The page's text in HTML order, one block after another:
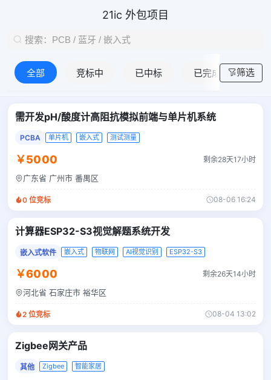
21ic 外包项目
全部 竞标中 已中标 已完成 筛选
需开发pH/酸度计高阻抗模拟前端与单片机系统
PCBA 单片机 嵌入式 测试测量
￥5000 剩余28天17小时
广东省 广州市 番禺区
0 位竞标 08-06 16:24
计算器ESP32-S3视觉解题系统开发
嵌入式软件 嵌入式 物联网 AI视觉识别 ESP32-S3
￥6000 剩余26天14小时
河北省 石家庄市 裕华区
2 位竞标 08-04 13:02
Zigbee网关产品
其他 Zigbee 智能家居